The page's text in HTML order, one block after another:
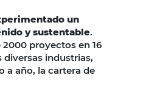
un
y sustentable.
proyectos en 16
diversas industrias,
a año, la cartera de